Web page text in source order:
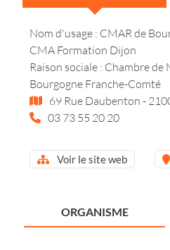
Nom d'usage : CMAR de
CMA Formation Dijon
Raison sociale : Chambre
Bourgogne Franche-Comté
69 Rue Daubenton -
03 73 55 20 20
Voir le site web
ORGANISME